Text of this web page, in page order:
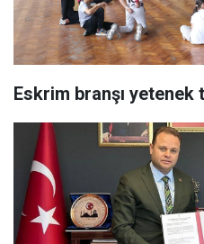
Eskrim branşı yetenek